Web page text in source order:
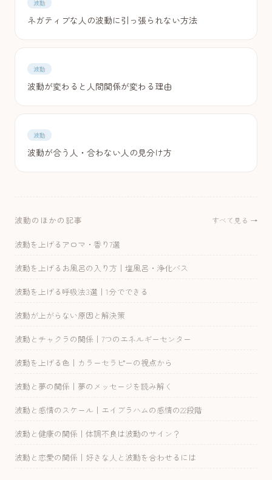
波動
ネガティブな人の波動に引っ張られない方法
波動
波動が変わると人間関係が変わる理由
波動
波動が合う人・合わない人の見分け方
波動のほかの記事 すべて見る →
波動を上げるアロマ・香り7選
波動を上げるお風呂の入り方｜塩風呂・浄化バス
波動を上げる呼吸法3選｜1分でできる
波動が上がらない原因と解決策
波動とチャクラの関係｜7つのエネルギーセンター
波動を上げる色｜カラーセラピーの視点から
波動と夢の関係｜夢のメッセージを読み解く
波動と感情のスケール｜エイブラハムの感情の22段階
波動と健康の関係｜体調不良は波動のサイン？
波動と恋愛の関係｜好きな人と波動を合わせるには